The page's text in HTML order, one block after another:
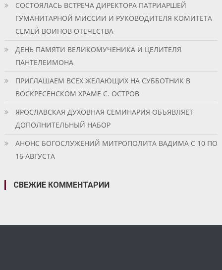
СОСТОЯЛАСЬ ВСТРЕЧА ДИРЕКТОРА ПАТРИАРШЕЙ
ГУМАНИТАРНОЙ МИССИИ И РУКОВОДИТЕЛЯ КОМИТЕТА
СЕМЕЙ ВОИНОВ ОТЕЧЕСТВА
ДЕНЬ ПАМЯТИ ВЕЛИКОМУЧЕНИКА И ЦЕЛИТЕЛЯ
ПАНТЕЛЕИМОНА
ПРИГЛАШАЕМ ВСЕХ ЖЕЛАЮЩИХ НА СУББОТНИК В
ВОСКРЕСЕНСКОМ ХРАМЕ С. ОСТРОВ
ЯРОСЛАВСКАЯ ДУХОВНАЯ СЕМИНАРИЯ ОБЪЯВЛЯЕТ
ДОПОЛНИТЕЛЬНЫЙ НАБОР
АНОНС БОГОСЛУЖЕНИЙ МИТРОПОЛИТА ВАДИМА С 10 ПО
16 АВГУСТА
СВЕЖИЕ КОММЕНТАРИИ